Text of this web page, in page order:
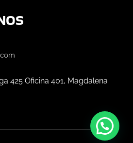
425 Oficina 401, Magdalena